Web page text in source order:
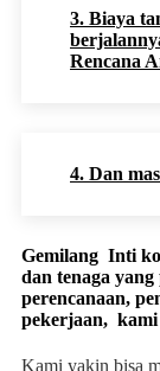
3. Biaya
Rencana
4. Dan
Gemilang Inti
dan tenaga
perencanaan,
pekerjaan,
Kami yakin bisa